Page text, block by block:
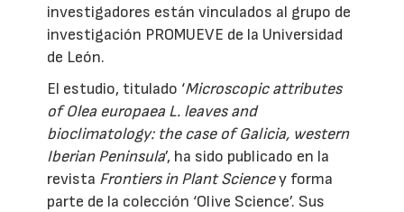
investigadores están vinculados al grupo de
investigación PROMUEVE de la Universidad
de León.
El estudio, titulado ‘Microscopic attributes
of Olea europaea L. leaves and
bioclimatology: the case of Galicia, western
Iberian Peninsula’, ha sido publicado en la
revista Frontiers in Plant Sciencey forma
parte de la colección ‘Olive Science’. Sus